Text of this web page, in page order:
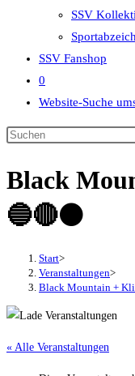
SSV
SSV Fanshop
0
Website-Suche
Black
🔵🔴⚫
Start>
Veranstaltungen>
Black Mountain +
« Alle Veranstaltungen